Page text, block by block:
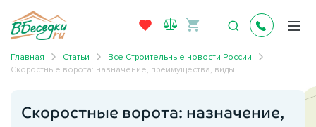
Главная Статьи
Все Строительные новости России
Скоростные ворота: назначение, преимущества, виды
Скоростные ворота: назначение,